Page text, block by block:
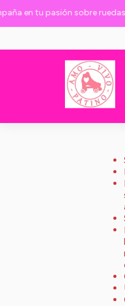
en tu pasión sobre ruedas